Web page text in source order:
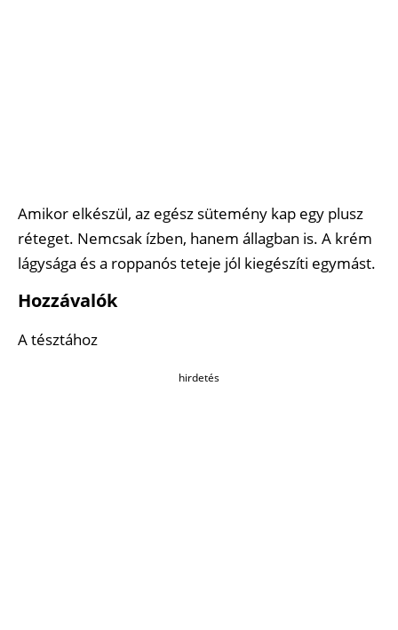
Amikor elkészül, az egész sütemény kap egy plusz
réteget. Nemcsak ízben, hanem állagban is. A krém
lágysága és a roppanós teteje jól kiegészíti egymást.
Hozzávalók
A tésztához
hirdetés